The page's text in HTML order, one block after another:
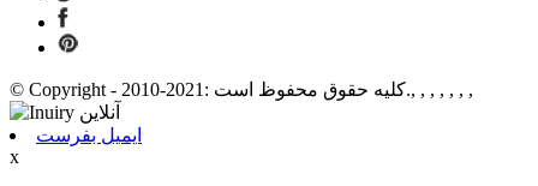
© Copyright - 2010-2021: کلیه حقوق محفوظ است., , , , , , ,
ایمیل بفرست
x